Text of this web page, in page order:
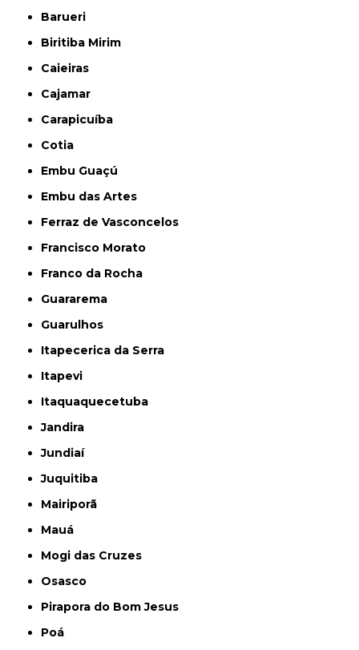
Barueri
Biritiba Mirim
Caieiras
Cajamar
Carapicuíba
Cotia
Embu Guaçú
Embu das Artes
Ferraz de Vasconcelos
Francisco Morato
Franco da Rocha
Guararema
Guarulhos
Itapecerica da Serra
Itapevi
Itaquaquecetuba
Jandira
Jundiaí
Juquitiba
Mairiporã
Mauá
Mogi das Cruzes
Osasco
Pirapora do Bom Jesus
Poá